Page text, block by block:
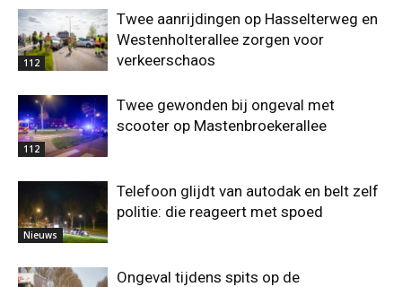
112
Twee aanrijdingen op Hasselterweg en
Westenholterallee zorgen voor
verkeerschaos
112
Twee gewonden bij ongeval met
scooter op Mastenbroekerallee
Nieuws
Telefoon glijdt van autodak en belt zelf
politie: die reageert met spoed
Ongeval tijdens spits op de